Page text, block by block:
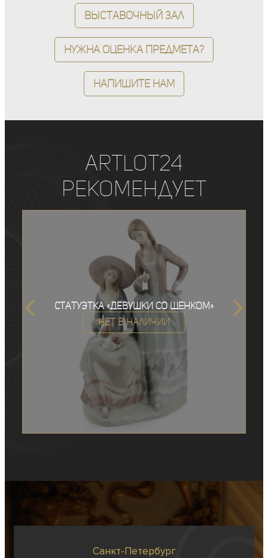
Выставочный зал
Нужна оценка предмета?
Напишите нам
ArtLot24
рекомендует
Статуэтка «Девушки со щенком»
Нет в наличии
Санкт-Петербург